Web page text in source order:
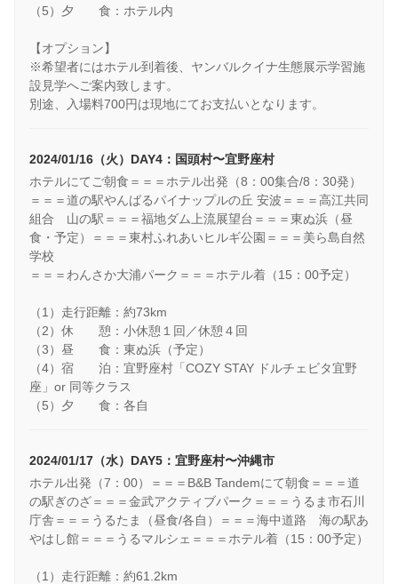
（5）夕 食：ホテル内
【オプション】
※希望者にはホテル到着後、ヤンバルクイナ生態展示学習施
設見学へご案内致します。
別途、入場料700円は現地にてお支払いとなります。
2024/01/16（火）DAY4：国頭村〜宜野座村
ホテルにてご朝食＝＝＝ホテル出発（8：00集合/8：30発）
＝＝＝道の駅やんばるパイナップルの丘 安波＝＝＝高江共同
組合 山の駅＝＝＝福地ダム上流展望台＝＝＝東ぬ浜（昼
食・予定）＝＝＝東村ふれあいヒルギ公園＝＝＝美ら島自然
学校
＝＝＝わんさか大浦パーク＝＝＝ホテル着（15：00予定）
（1）走行距離：約73km
（2）休 憩：小休憩１回／休憩４回
（3）昼 食：東ぬ浜（予定）
（4）宿 泊：宜野座村「COZY STAY ドルチェビタ宜野
座」or 同等クラス
（5）夕 食：各自
2024/01/17（水）DAY5：宜野座村〜沖縄市
ホテル出発（7：00）＝＝＝B&B Tandemにて朝食＝＝＝道
の駅ぎのざ＝＝＝金武アクティブパーク＝＝＝うるま市石川
庁舎＝＝＝うるたま（昼食/各自）＝＝＝海中道路 海の駅あ
やはし館＝＝＝うるマルシェ＝＝＝ホテル着（15：00予定）
（1）走行距離：約61.2km